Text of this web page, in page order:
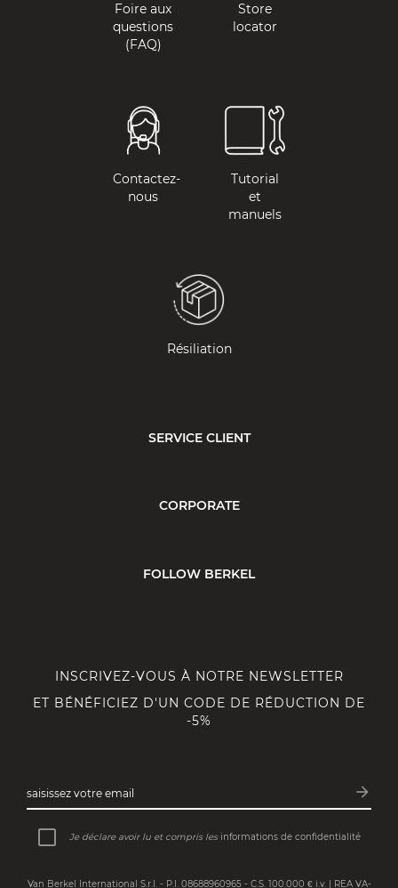
Foire aux
questions
(FAQ)
Store
locator
Contactez-
nous
Tutorial
et
manuels
Résiliation
SERVICE CLIENT
CORPORATE
FOLLOW BERKEL
INSCRIVEZ-VOUS À NOTRE NEWSLETTER
ET BÉNÉFICIEZ D'UN CODE DE RÉDUCTION DE
-5%
saisissez votre email arrow_forward
Je déclare avoir lu et compris les informations de confidentialité
Van Berkel International S.r.l. - P.I. 08688960965 - C.S. 100.000 € i.v. | REA VA-